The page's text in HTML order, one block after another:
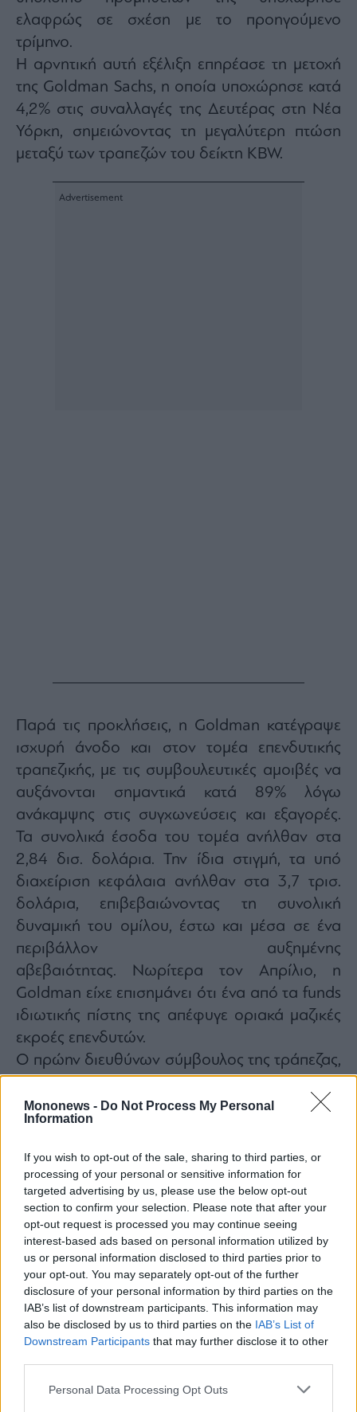
Mononews - Do Not Process My Personal
Information
If you wish to opt-out of the sale, sharing to third parties, or
processing of your personal or sensitive information for
targeted advertising by us, please use the below opt-out
section to confirm your selection. Please note that after your
opt-out request is processed you may continue seeing
interest-based ads based on personal information utilized by
us or personal information disclosed to third parties prior to
your opt-out. You may separately opt-out of the further
disclosure of your personal information by third parties on the
IAB’s list of downstream participants. This information may
also be disclosed by us to third parties on the IAB’s List of
Downstream Participants that may further disclose it to other
Personal Data Processing Opt Outs
ελαφρώς σε σχέση με το προηγούμενο
τρίμηνο.
Η αρνητική αυτή εξέλιξη επηρέασε τη μετοχή
της Goldman Sachs, η οποία υποχώρησε κατά
4,2% στις συναλλαγές της Δευτέρας στη Νέα
Υόρκη, σημειώνοντας τη μεγαλύτερη πτώση
μεταξύ των τραπεζών του δείκτη KBW.
Παρά τις προκλήσεις, η Goldman κατέγραψε
ισχυρή άνοδο και στον τομέα επενδυτικής
τραπεζικής, με τις συμβουλευτικές αμοιβές να
αυξάνονται σημαντικά κατά 89% λόγω
ανάκαμψης στις συγχωνεύσεις και εξαγορές.
Τα συνολικά έσοδα του τομέα ανήλθαν στα
2,84 δισ. δολάρια. Την ίδια στιγμή, τα υπό
διαχείριση κεφάλαια ανήλθαν στα 3,7 τρισ.
δολάρια, επιβεβαιώνοντας τη συνολική
δυναμική του ομίλου, έστω και μέσα σε ένα
περιβάλλον αυξημένης
αβεβαιότητας. Νωρίτερα τον Απρίλιο, η
Goldman είχε επισημάνει ότι ένα από τα funds
ιδιωτικής πίστης της απέφυγε οριακά μαζικές
εκροές επενδυτών.
Ο πρώην διευθύνων σύμβουλος της τράπεζας,
Lloyd Blankfein, είχε προειδοποιήσει νωρίτερα
φέτος ότι οι ιδιωτικές αγορές — στις οποίες η
Goldman στηρίζει σημαντικά τη μελλοντική
της ανάπτυξη — ενδέχεται να αντιμετωπίσουν
κινδύνους λόγω υπερβολικών αποτιμήσεων.
Κατά το πρώτο τρίμηνο, η Goldman
προχώρησε επίσης στην προαγωγή επτά νέων
εταίρων στην ανώτατη διοικητική της ομάδα,
αύξησε τις αποδοχές των κορυφαίων
στελεχών της και ανακοίνωσε την αποχώρηση
του επικεφαλής νομικού συμβούλου της.
Διαβάστε επίσης